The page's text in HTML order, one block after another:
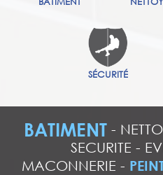
SÉCURITÉ
BATIMENT-
SECURITE -
MACONNERIE -